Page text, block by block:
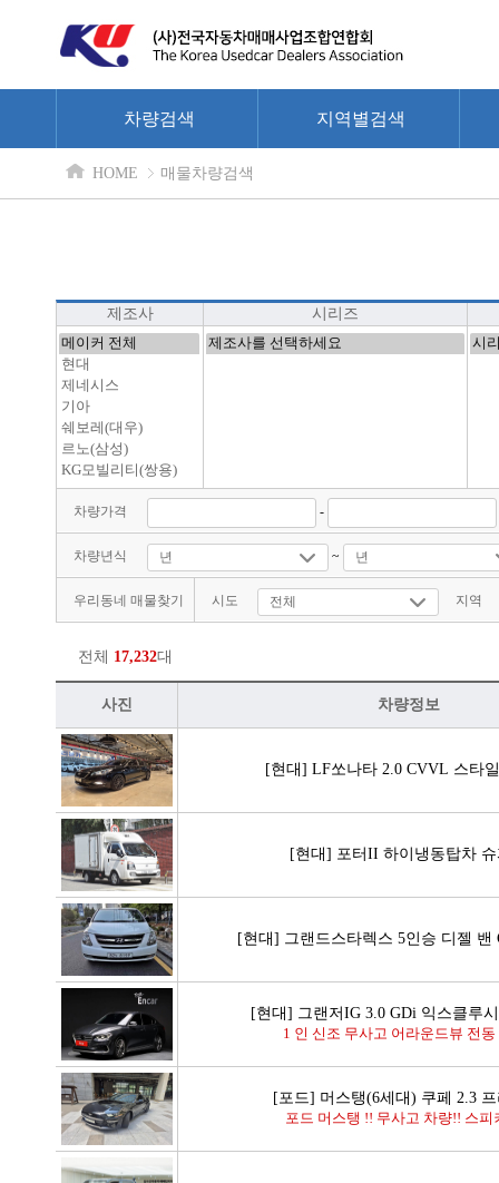
차량검색 지역별검색
HOME 매물차량검색
제조사 시리즈
차량가격 -
차량년식 ~
우리동네 매물찾기 시도 지역
전체 17,232대
사진 차량정보
[현대] LF쏘나타 2.0 CVVL 스타
[현대] 포터II 하이냉동탑차 슈
[현대] 그랜드스타렉스 5인승 디젤 밴
[현대] 그랜저IG 3.0 GDi 익스클루
1 인 신조 무사고 어라운드뷰 전동
[포드] 머스탱(6세대) 쿠페 2.3
포드 머스탱 !! 무사고 차량!! 스피